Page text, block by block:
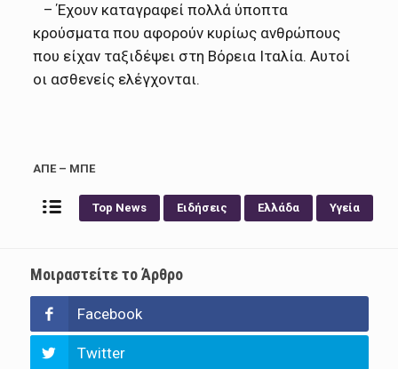
– Έχουν καταγραφεί πολλά ύποπτα
κρούσματα που αφορούν κυρίως ανθρώπους
που είχαν ταξιδέψει στη Βόρεια Ιταλία. Αυτοί
οι ασθενείς ελέγχονται.
ΑΠΕ – ΜΠΕ
Top News Ειδήσεις Ελλάδα Υγεία
Μοιραστείτε το Άρθρο
Facebook
Twitter